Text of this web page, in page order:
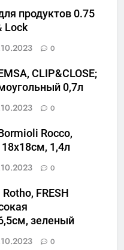
продуктов 0.75
Lock
0
CLIP&CLOSE;
0,7л
0
Rocco,
18х18см, 1,4л
0
FRESH
зеленый
0